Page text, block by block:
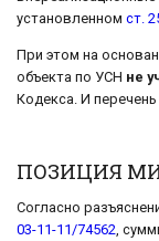
установленном ст.
При этом на
объекта по УСН не
Кодекса. И
ПОЗИЦИЯ
Согласно
03-11-11/74562 ,